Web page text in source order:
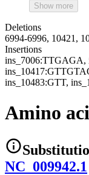
Show more
Deletions
6994-6996, 10421,
Insertions
ins_7006:TTGAGA,
ins_10483:GTT,
Amino
NC_009942.1